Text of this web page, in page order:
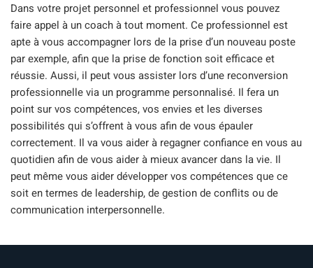
Dans votre projet personnel et professionnel vous pouvez
faire appel à un coach à tout moment. Ce professionnel est
apte à vous accompagner lors de la prise d’un nouveau poste
par exemple, afin que la prise de fonction soit efficace et
réussie. Aussi, il peut vous assister lors d’une reconversion
professionnelle via un programme personnalisé. Il fera un
point sur vos compétences, vos envies et les diverses
possibilités qui s’offrent à vous afin de vous épauler
correctement. Il va vous aider à regagner confiance en vous au
quotidien afin de vous aider à mieux avancer dans la vie. Il
peut même vous aider développer vos compétences que ce
soit en termes de leadership, de gestion de conflits ou de
communication interpersonnelle.